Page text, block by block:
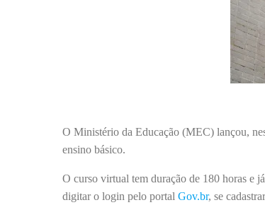
O Ministério da Educação (MEC) lançou,
ensino básico.
O curso virtual tem duração de 180 horas e
digitar o login pelo portal Gov.br, se